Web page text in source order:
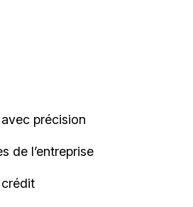
précision
de l’entreprise
crédit